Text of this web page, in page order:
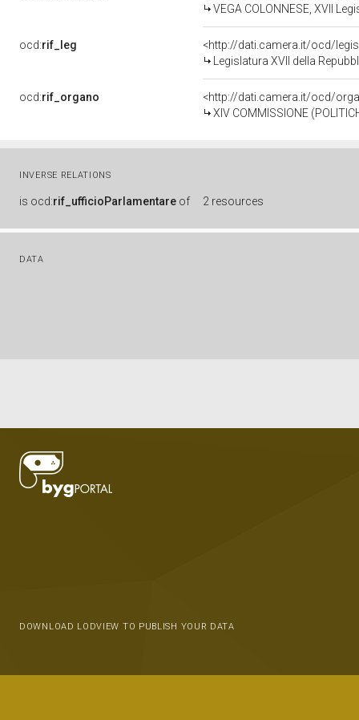
VEGA COLONNESE, XVII
ocd:rif_leg
<http://dati.camera.it/ocd/
Legislatura XVII della
ocd:rif_organo
<http://dati.camera.it/ocd/
XIV COMMISSIONE
INVERSE RELATIONS
is ocd:rif_ufficioParlamentare of 2 resources
DATA
DOWNLOAD LODVIEW TO PUBLISH YOUR DATA